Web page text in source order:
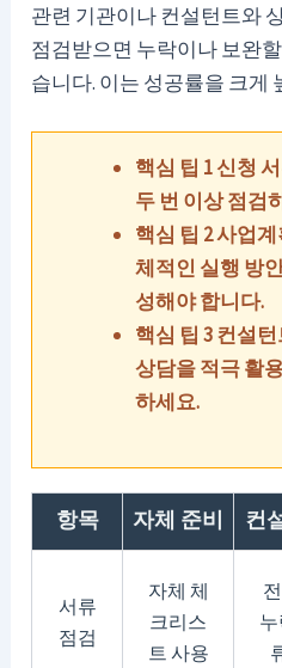
관련 기관이나 컨설턴트와
점검받으면 누락이나 보완
습니다. 이는 성공률을 크게
핵심 팁 1 신청
두 번 이상 점검
핵심 팁 2 사업
체적인 실행 방
성해야 합니다.
핵심 팁 3 컨설
상담을 적극 활
하세요.
항목 자체 준비 컨
서류
점검
자체 체
크리스
트 사용